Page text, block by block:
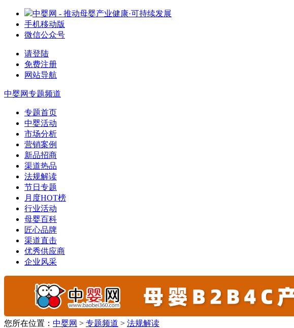
中婴网 - 推动母婴产业健康·可持续发展
手机移动版
微信公众号
请登陆
免费注册
网站导航
中婴网专题频道
专题首页
中婴活动
市场分析
营销案例
新品招商
渠道热品
法规解读
节日专题
月度HOT榜
行业活动
母婴百科
匠心品牌
渠道直击
优秀供应商
企业风采
您所在位置： 中婴网 > 专题频道 > 法规解读